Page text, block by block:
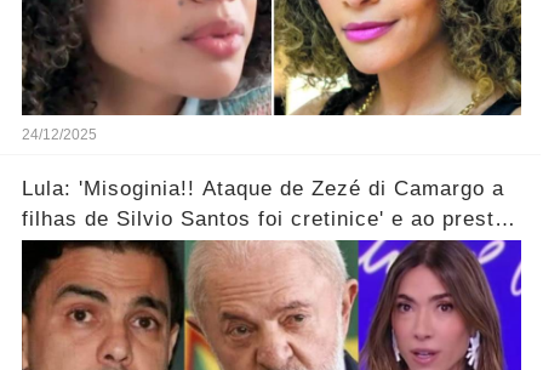
24/12/2025
Lula: 'Misoginia!! Ataque de Zezé di Camargo a
filhas de Silvio Santos foi cretinice' e ao prestar
soli...ver mais!